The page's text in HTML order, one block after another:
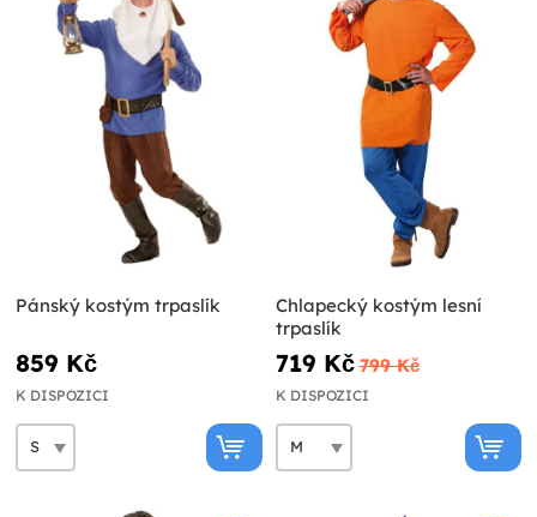
Pánský kostým trpaslík
859 Kč
K DISPOZICI
Chlapecký kostým lesní
trpaslík
719 Kč 799 Kč
K DISPOZICI